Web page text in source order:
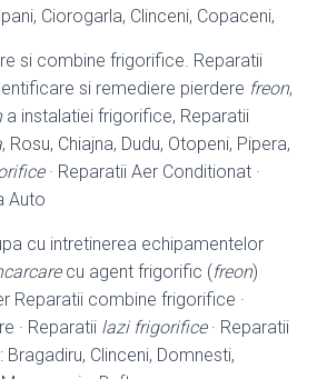
Ciorogarla, Clinceni, Copaceni,
si combine frigorifice. Reparatii
si remediere pierdere freon,
a instalatiei frigorifice, Reparatii
, Rosu, Chiajna, Dudu, Otopeni, Pipera,
· Reparatii Aer Conditionat ·
Auto
cu intretinerea echipamentelor
cu agent frigorific (freon)
Reparatii combine frigorifice ·
· Reparatii lazi frigorifice· Reparatii
Clinceni, Domnesti,